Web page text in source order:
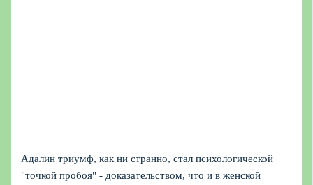
Адалин триумф, как ни странно, стал психологической
"точкой пробоя" - доказательством, что и в женской